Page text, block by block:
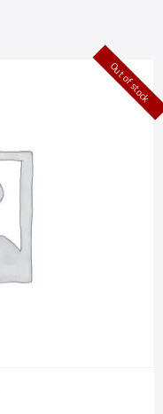
Out of stock